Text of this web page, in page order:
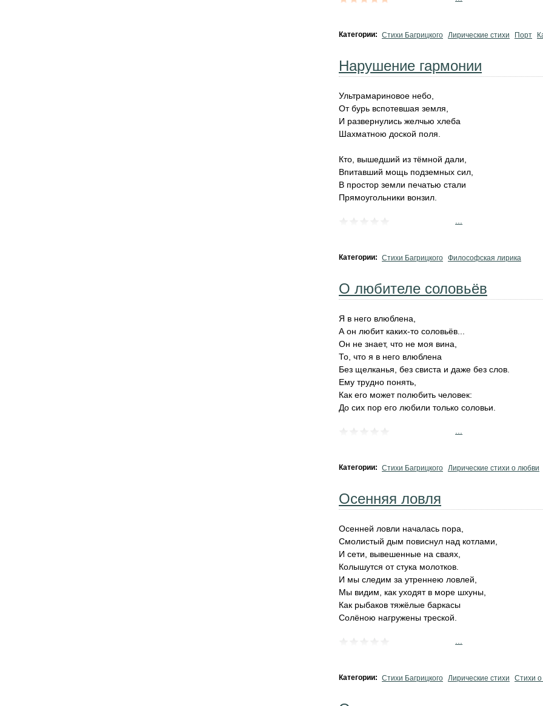
Категории: Стихи Багрицкого Лирические стихи Порт
Нарушение гармонии
Ультрамариновое небо,
От бурь вспотевшая земля,
И развернулись желчью хлеба
Шахматною доской поля.
Кто, вышедший из тёмной дали,
Впитавший мощь подземных сил,
В простор земли печатью стали
Прямоугольники вонзил.
Категории: Стихи Багрицкого Философская лирика
О любителе соловьёв
Я в него влюблена,
А он любит каких-то соловьёв...
Он не знает, что не моя вина,
То, что я в него влюблена
Без щелканья, без свиста и даже без слов.
Ему трудно понять,
Как его может полюбить человек:
До сих пор его любили только соловьи.
Категории: Стихи Багрицкого Лирические стихи о любви
Осенняя ловля
Осенней ловли началась пора,
Смолистый дым повиснул над котлами,
И сети, вывешенные на сваях,
Колышутся от стука молотков.
И мы следим за утреннею ловлей,
Мы видим, как уходят в море шхуны,
Как рыбаков тяжёлые баркасы
Солёною нагружены треской.
Категории: Стихи Багрицкого Лирические стихи Стихи